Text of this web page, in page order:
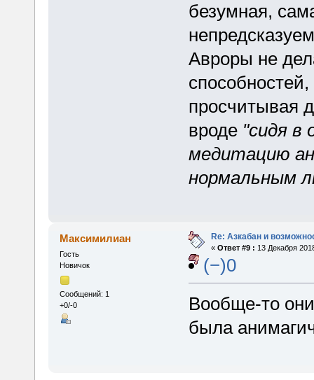
безумная,
Авроры не
просчитывая
вроде "сидя в
медитацию
нормальным
Максимилиан
Гость
Новичок
Сообщений: 1
+0/-0
Re: Азкабан и
« Ответ #9 : 13 Декабря
(−)0
Вообще-то
была